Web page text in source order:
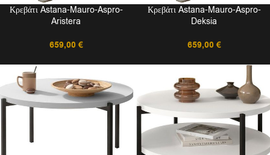
Κρεβάτι Astana-Mauro-Aspro-
Aristera
659,00 €
Κρεβάτι Astana-Mauro-Aspro-
Deksia
659,00 €